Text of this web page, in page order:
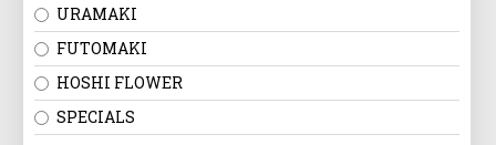
URAMAKI
FUTOMAKI
HOSHI FLOWER
SPECIALS